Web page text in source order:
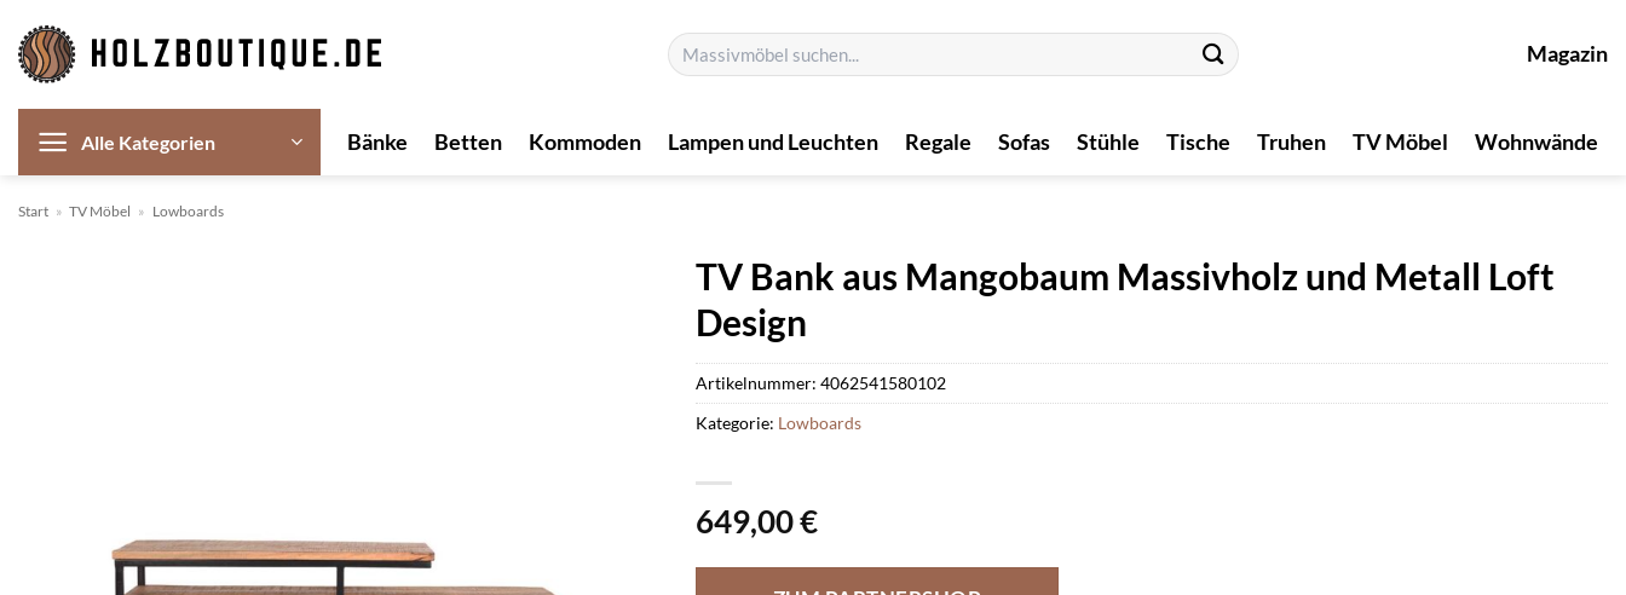
Inhalt
springen
Suchen
nach:
Magazin
Alle Kategorien Bänke Betten Kommoden Lampen und Leuchten Regale Sofas Stühle Tische Truhen TV Möbel Wohnwände
Start » TV Möbel » Lowboards
TV Bank aus Mangobaum Massivholz und Metall Loft
Design
649,00€
Artikelnummer: 4062541580102
Kategorie: Lowboards